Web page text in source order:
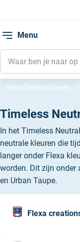
Menu
Flexa Creations kleuren
Timeless
In het Timeless
neutrale kleuren die
langer onder Flexa
worden. Dit zijn onder
en Urban Taupe.
Flexa